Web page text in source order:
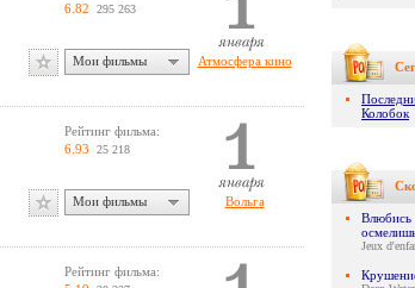
Атмосфера кино
6.82 295 263
Мои фильмы
Вольга
Рейтинг фильма:
6.93 25 218
Мои фильмы
Рейтинг фильма:
Колобок
Влюбись
Jeux